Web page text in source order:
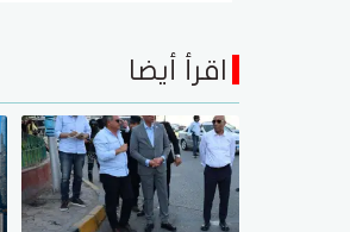
اقرأ أيضا